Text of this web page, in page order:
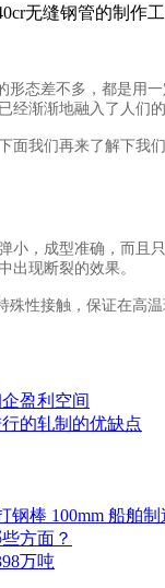
无缝钢管的制作
差不多，都是用一
经渐渐地融入了人们的
我们再来了解下我们
，成型准确，而且只
出现断裂的效果。
接触，保证在高温
盈利空间
的轧制的优缺点
钢棒 100mm 船舶
方面？
万吨